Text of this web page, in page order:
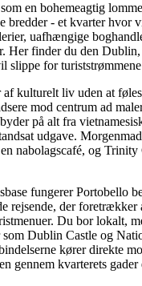
en bohemeagtig
bredder - et kvarter hvor
uafhængige
Her finder du den
slippe for
af kulturelt liv uden at
mod centrum ad
på alt fra
udgave.
nabolagscafé, og
fungerer Portobello
rejsende, der
Du bor lokalt,
Dublin Castle og
kører direkte
gennem kvarterets